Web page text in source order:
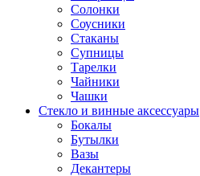
Солонки
Соусники
Стаканы
Супницы
Тарелки
Чайники
Чашки
Стекло и винные аксессуары
Бокалы
Бутылки
Вазы
Декантеры